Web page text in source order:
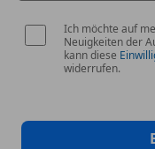
Ich möchte auf
Neuigkeiten der
kann diese
widerrufen.